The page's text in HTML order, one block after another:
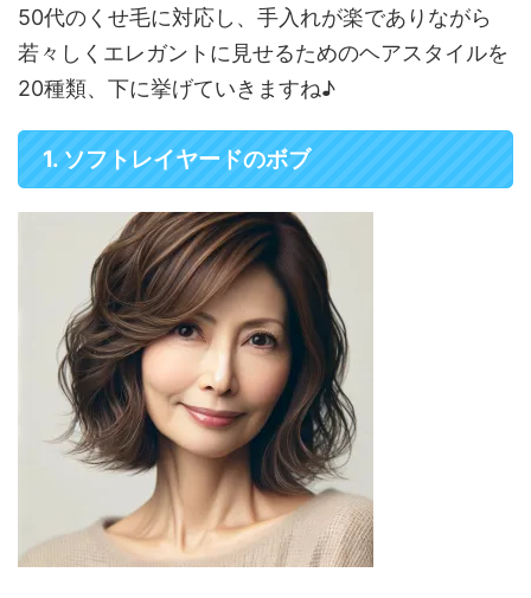
50代のくせ毛に対応し、手入れが楽でありながら
若々しくエレガントに見せるためのヘアスタイルを
20種類、下に挙げていきますね♪
1. ソフトレイヤードのボブ